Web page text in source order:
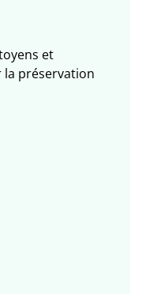
et
la préservation